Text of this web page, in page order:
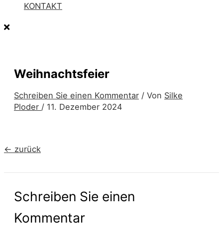
KONTAKT
Weihnachtsfeier
Schreiben Sie einen Kommentar / Von Silke
Ploder / 11. Dezember 2024
← zurück
Schreiben Sie einen
Kommentar